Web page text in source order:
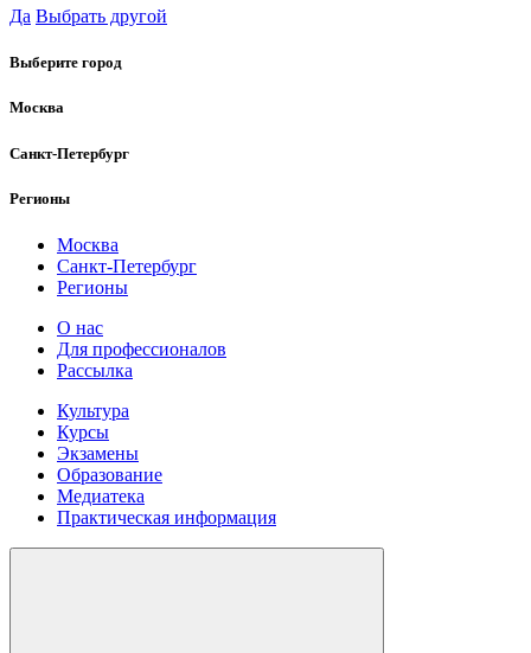
Да Выбрать другой
Выберите город
Москва
Санкт-Петербург
Регионы
Москва
Санкт-Петербург
Регионы
О нас
Для профессионалов
Рассылка
Культура
Курсы
Экзамены
Образование
Медиатека
Практическая информация